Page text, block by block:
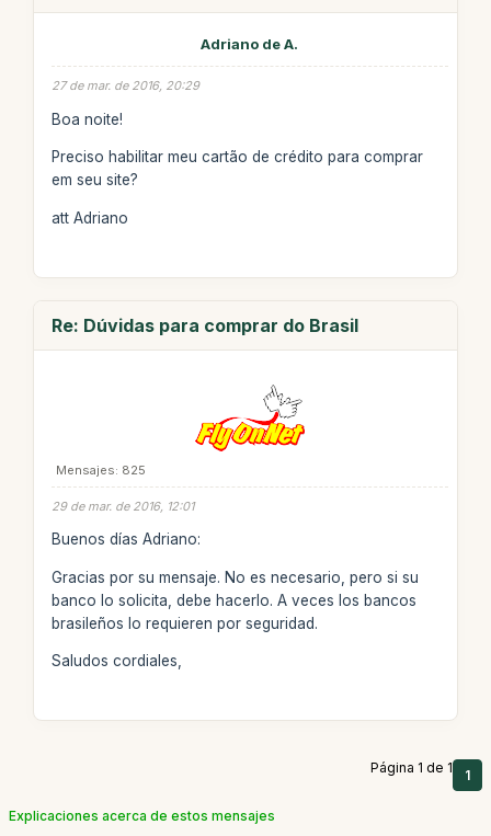
Adriano de A.
27 de mar. de 2016, 20:29
Boa noite!
Preciso habilitar meu cartão de crédito para comprar
em seu site?
att Adriano
Re: Dúvidas para comprar do Brasil
Mensajes: 825
29 de mar. de 2016, 12:01
Buenos días Adriano:
Gracias por su mensaje. No es necesario, pero si su
banco lo solicita, debe hacerlo. A veces los bancos
brasileños lo requieren por seguridad.
Saludos cordiales,
Página 1 de 1 1
Explicaciones acerca de estos mensajes